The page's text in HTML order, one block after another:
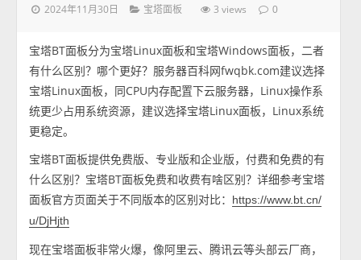
2024年11月30日 宝塔面板 3 views 0
宝塔BT面板分为宝塔Linux面板和宝塔Windows面板，二者
有什么区别？哪个更好？服务器百科网fwqbk.com建议选择
宝塔Linux面板，同CPU内存配置下云服务器，Linux操作系
统更少占用系统资源，建议选择宝塔Linux面板，Linux系统
更稳定。
宝塔BT面板提供免费版、专业版和企业版，付费和免费的有
什么区别？宝塔BT面板免费和收费有啥区别？详细参考宝塔
面板官方页面关于不同版本的区别对比：
https://www.bt.cn/
u/DjHjth
现在宝塔面板非常火爆，像阿里云、腾讯云等头部云厂商，